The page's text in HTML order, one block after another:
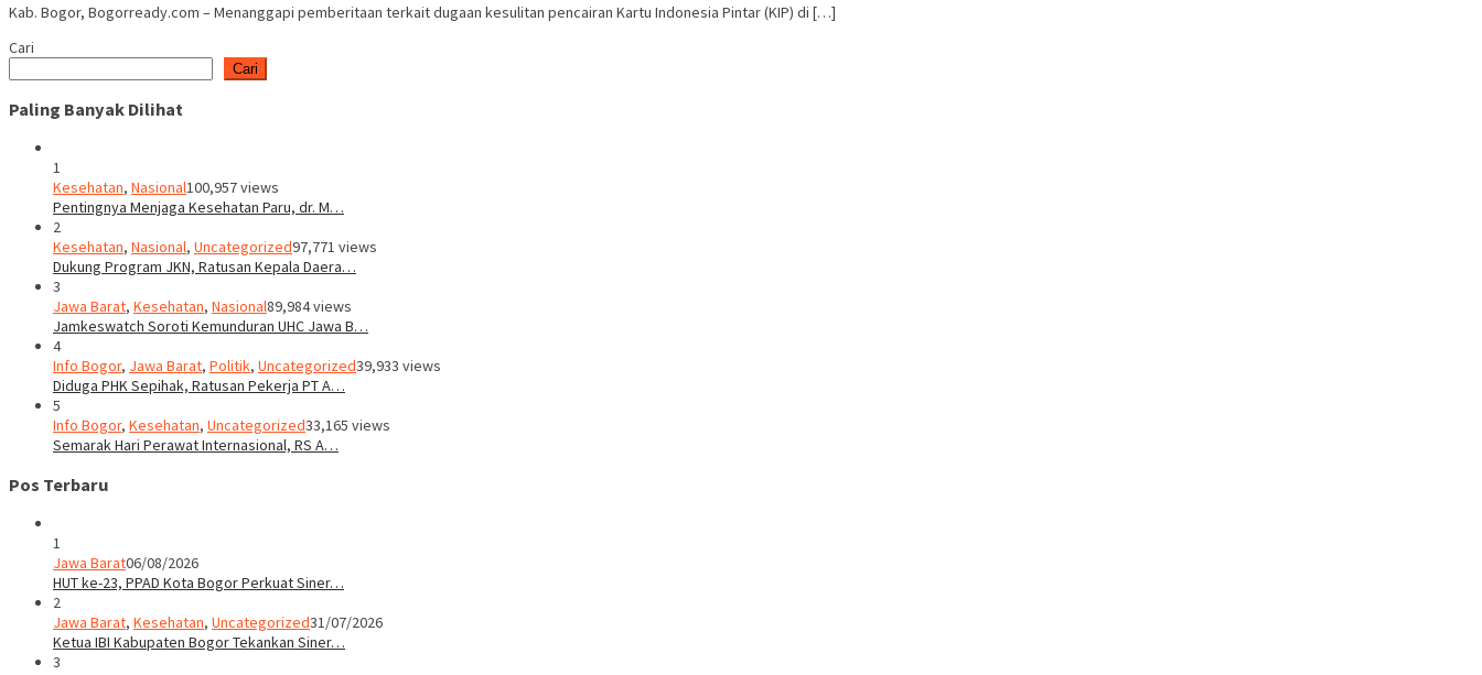
Kab. Bogor, Bogorready.com – Menanggapi pemberitaan terkait dugaan kesulitan pencairan Kartu Indonesia Pintar (KIP) di […]
Cari
Cari
Paling Banyak Dilihat
1
Kesehatan, Nasional100,957 views
Pentingnya Menjaga Kesehatan Paru, dr. M…
2
Kesehatan, Nasional, Uncategorized97,771 views
Dukung Program JKN, Ratusan Kepala Daera…
3
Jawa Barat, Kesehatan, Nasional89,984 views
Jamkeswatch Soroti Kemunduran UHC Jawa B…
4
Info Bogor, Jawa Barat, Politik, Uncategorized39,933 views
Diduga PHK Sepihak, Ratusan Pekerja PT A…
5
Info Bogor, Kesehatan, Uncategorized33,165 views
Semarak Hari Perawat Internasional, RS A…
Pos Terbaru
1
Jawa Barat06/08/2026
HUT ke-23, PPAD Kota Bogor Perkuat Siner…
2
Jawa Barat, Kesehatan, Uncategorized31/07/2026
Ketua IBI Kabupaten Bogor Tekankan Siner…
3